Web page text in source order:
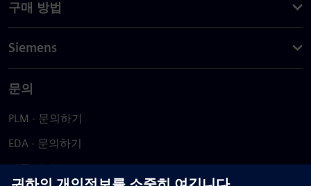
구매 방법
Siemens
문의
PLM - 문의하기
EDA - 문의하기
각국 지사